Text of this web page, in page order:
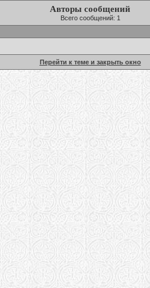
Авторы сообщений
Всего сообщений: 1
Перейти к теме и закрыть окно